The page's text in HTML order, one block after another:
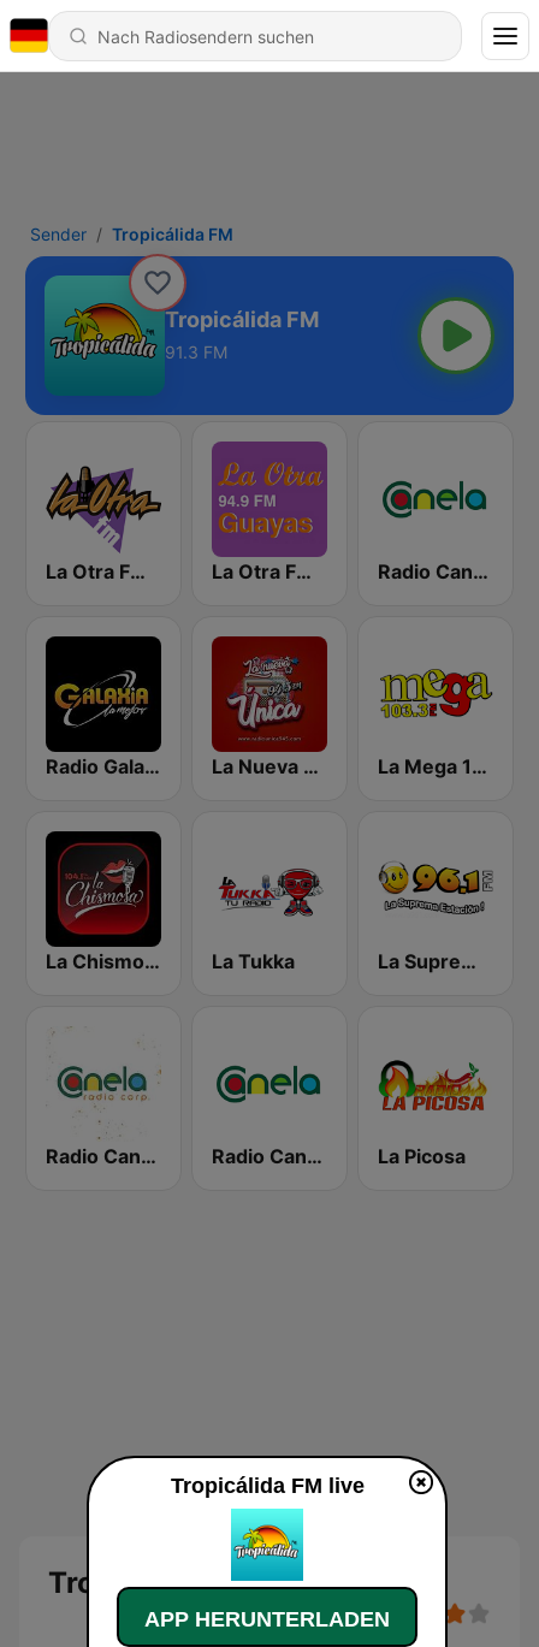
Sender Tropicálida FM
Tropicálida FM
91.3 FM
La Otra FM - Quito La Otra FM - Guayaquil Radio Canela Guayas
Radio Galaxia La Nueva Unica 94.5 FM La Mega 103.3 FM
La Chismosa 104.1 La Tukka La Suprema Estacion 96.1 FM
Radio Canela Quito Radio Canela Azuay La Picosa
Tropicálida FM
Tropicálida FM live
APP HERUNTERLADEN